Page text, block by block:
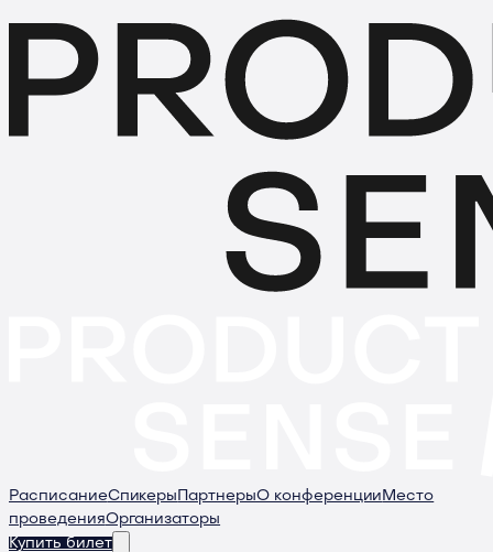
РасписаниеСпикеры ПартнерыО конференции Место
проведенияОрганизаторы
Купить билет